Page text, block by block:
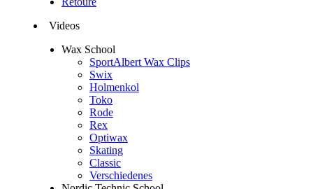
Videos
Wax School
SportAlbert Wax Clips
Swix
Holmenkol
Toko
Rode
Rex
Optiwax
Skating
Classic
Verschiedenes